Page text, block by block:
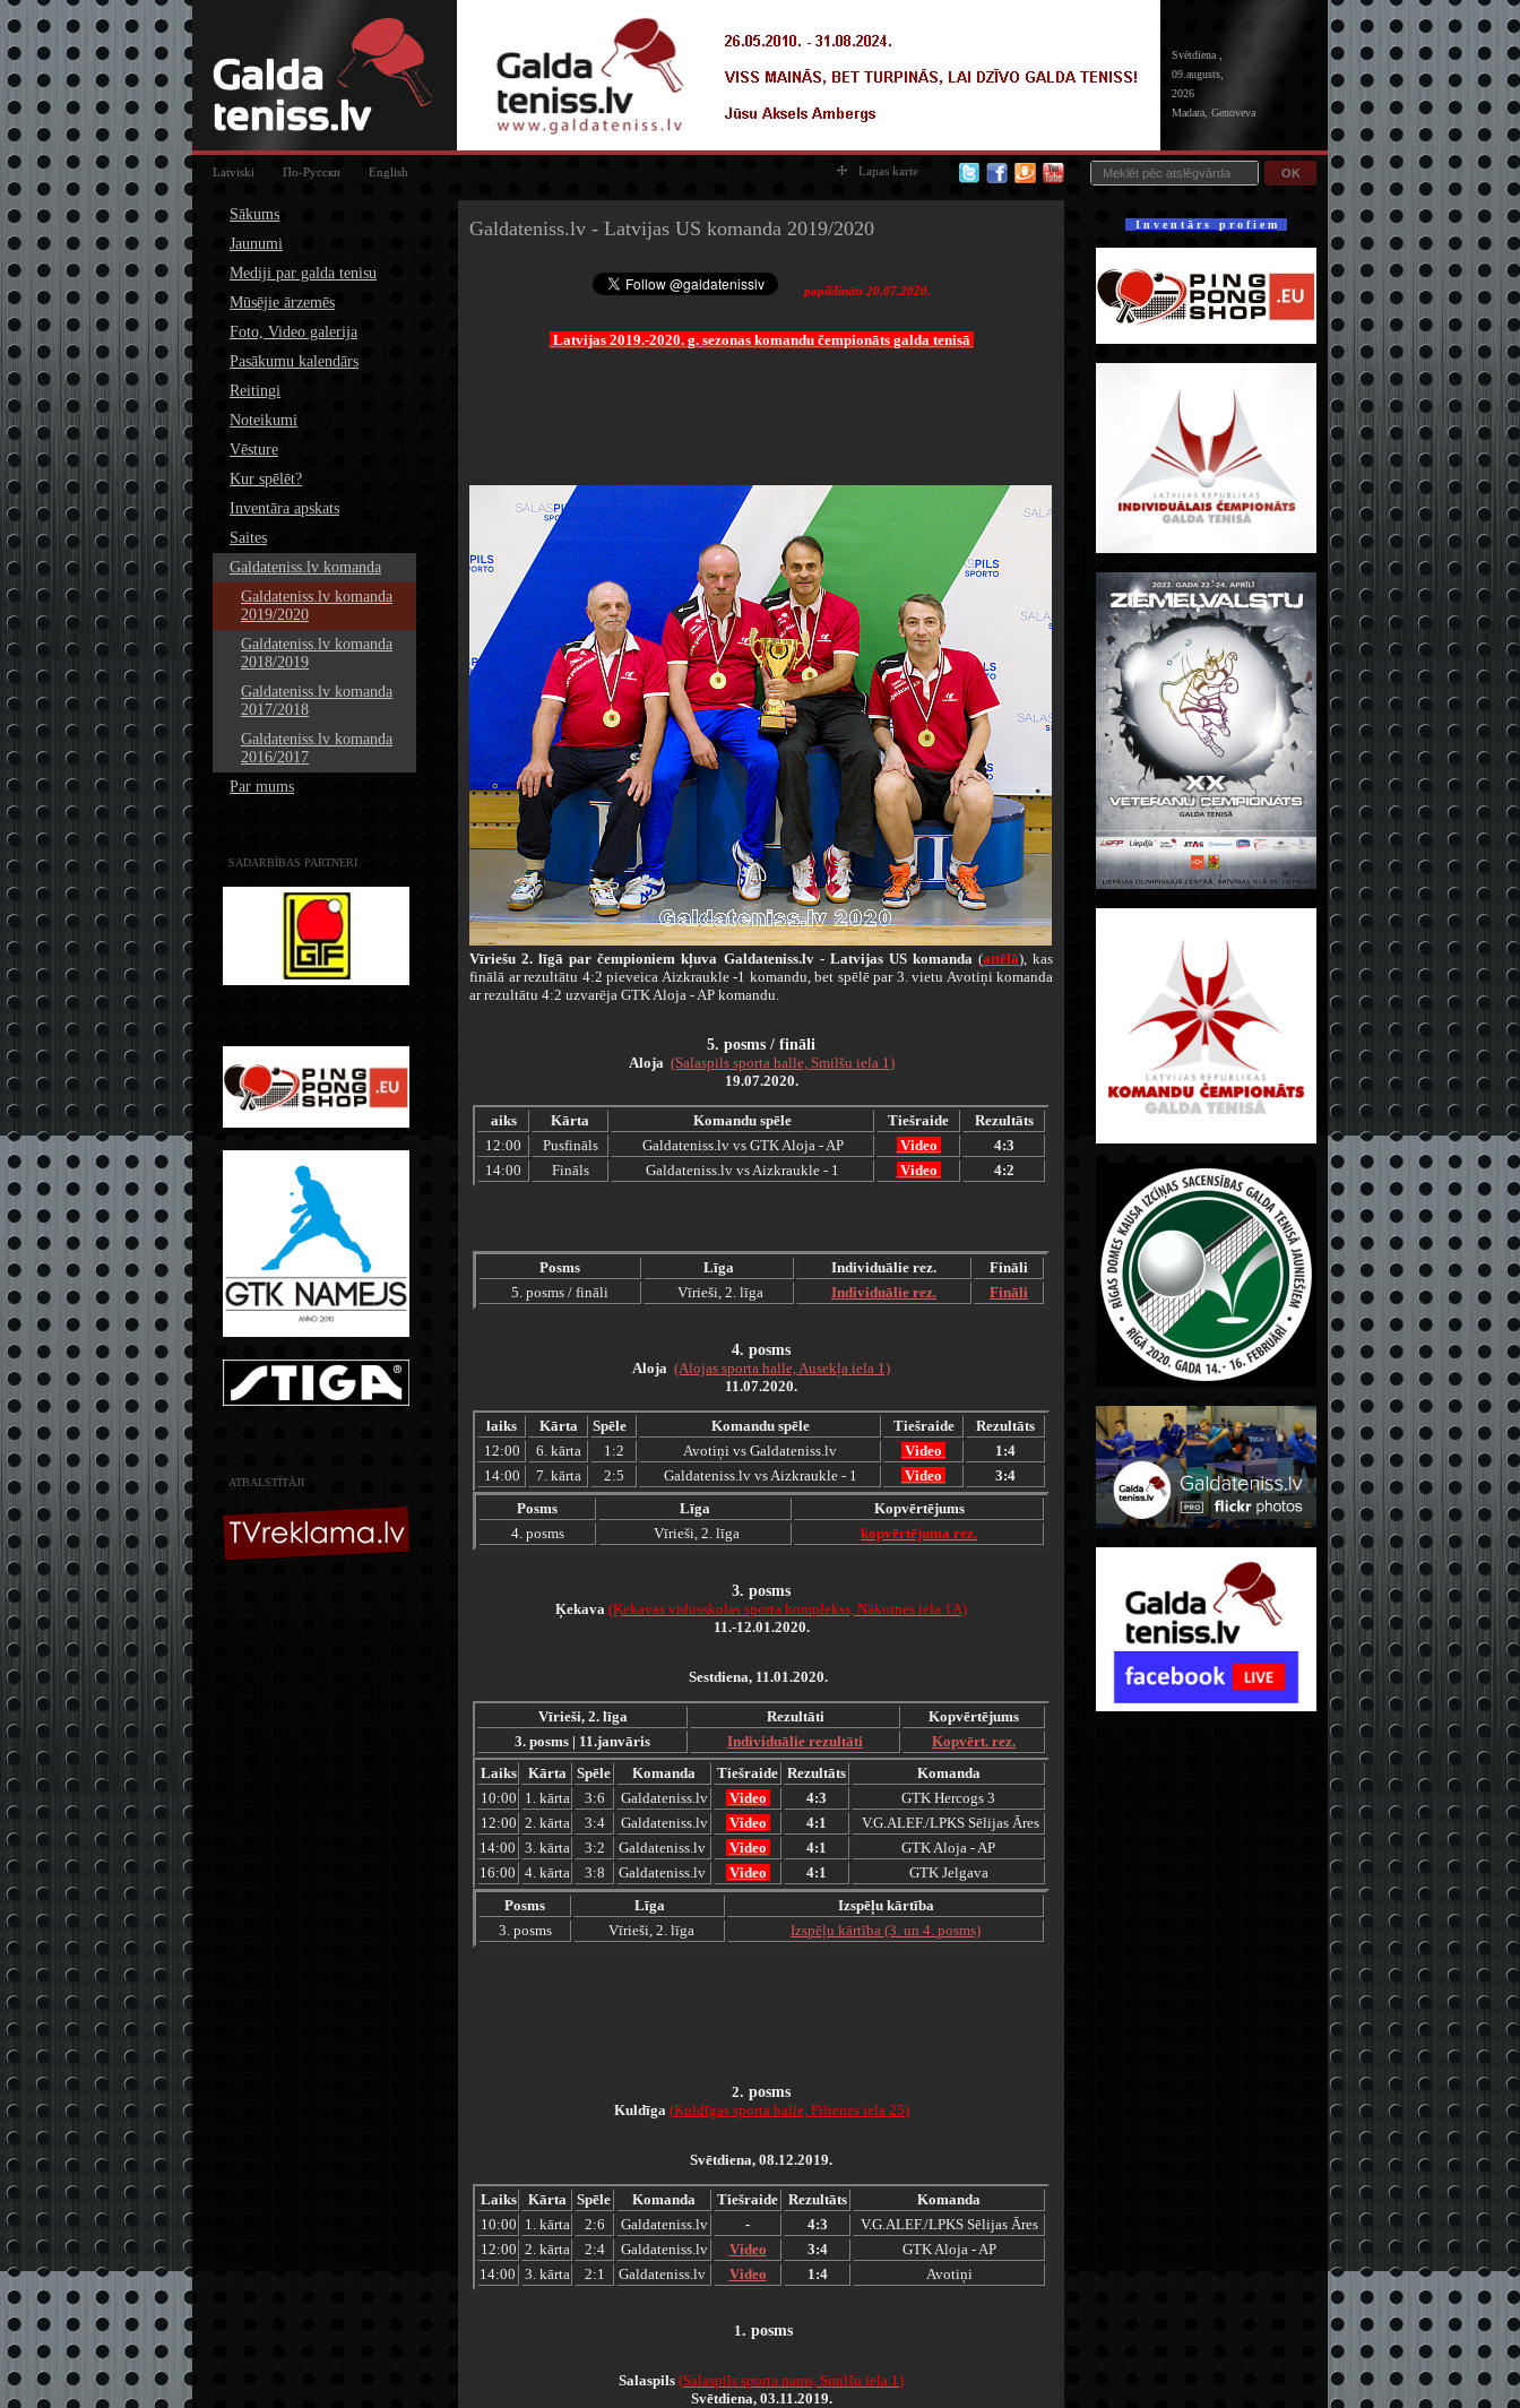
Svētdiena ,
09.augusts,
2026
Madara, Genoveva
OK
Latviski По-Русски English Lapas karte
Sākums
Jaunumi
Mediji par galda tenisu
Mūsējie ārzemēs
Foto, Video galerija
Pasākumu kalendārs
Reitingi
Noteikumi
Vēsture
Kur spēlēt?
Inventāra apskats
Saites
Galdateniss.lv komanda
Galdateniss.lv komanda
2019/2020
Galdateniss.lv komanda
2018/2019
Galdateniss.lv komanda
2017/2018
Galdateniss.lv komanda
2016/2017
Par mums
SADARBĪBAS PARTNERI
ATBALSTĪTĀJI
Galdateniss.lv - Latvijas US komanda 2019/2020
papildināts 20.07.2020.
Latvijas 2019.-2020. g. sezonas komandu čempionāts galda tenisā
Vīriešu 2. līgā par čempioniem kļuva Galdateniss.lv - Latvijas US komanda(attēlā), kas
finālā ar rezultātu 4:2 pieveica Aizkraukle -1 komandu, bet spēlē par 3. vietu Avotiņi komanda
ar rezultātu 4:2 uzvarēja GTK Aloja - AP komandu.
5. posms / fināli
Aloja (Salaspils sporta halle, Smilšu iela 1)
19.07.2020.
aiks Kārta Komandu spēle Tiešraide
Rezultāts
12:00
Pusfināls Galdateniss.lv vs GTK Aloja - AP Video
4:3
14:00
Fināls Galdateniss.lv vs Aizkraukle - 1 Video 4:2
Posms Līga Individuālie rez.
Fināli
5. posms / fināli
Vīrieši, 2. līga Individuālie rez. Fināli
4. posms
Aloja (Alojas sporta halle, Ausekļa iela 1)
11.07.2020.
laiks Kārta Spēle Komandu spēle Tiešraide
Rezultāts
12:00
6. kārta 1:2 Avotiņi vs Galdateniss.lv Video
1:4
14:00
7. kārta 2:5 Galdateniss.lv vs Aizkraukle - 1 Video
3:4
Posms
Līga
Kopvērtējums
4. posms
Vīrieši, 2. līga kopvērtējuma rez.
3. posms
Ķekava (Ķekavas vidusskolas sporta komplekss, Nākotnes iela 1A)
11.-12.01.2020.
Sestdiena, 11.01.2020.
Vīrieši, 2. līga Rezultāti
Kopvērtējums
3. posms | 11.janvāris
Individuālie rezultāti Kopvērt. rez.
Laiks
Kārta Spēle Komanda Tiešraide Rezultāts
Komanda
10:00 1. kārta 3:6 Galdateniss.lv Video 4:3
GTK Hercogs 3
12:00 2. kārta 3:4 Galdateniss.lv Video 4:1
V.G.ALEF./LPKS Sēlijas Āres
14:00 3. kārta 3:2 Galdateniss.lv Video 4:1
GTK Aloja - AP
16:00 4. kārta 3:8 Galdateniss.lv Video 4:1
GTK Jelgava
Posms
Līga
Izspēļu kārtība
3. posms
Vīrieši, 2. līga Izspēļu kārtība (3. un 4. posms)
2. posms
Kuldīga (Kuldīgas sporta halle, Piltenes iela 25)
Svētdiena, 08.12.2019.
Laiks Kārta Spēle Komanda Tiešraide Rezultāts
Komanda
10:00 1. kārta 2:6 Galdateniss.lv - 4:3
V.G.ALEF./LPKS Sēlijas Āres
12:00 2. kārta 2:4 Galdateniss.lv Video 3:4
GTK Aloja - AP
14:00 3. kārta 2:1 Galdateniss.lv Video 1:4 Avotiņi
1. posms
Salaspils (Salaspils sporta nams, Smilšu iela 1)
Svētdiena, 03.11.2019.
I n v e n t ā r s p r o f i e m